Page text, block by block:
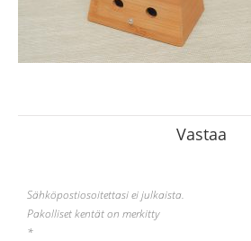
Vastaa
Sähköpostiosoitettasi ei julkaista.
Pakolliset kentät on merkitty
*